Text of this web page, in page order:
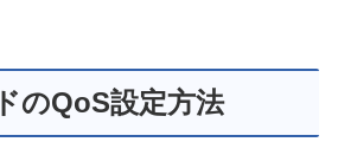
のQoS設定方法